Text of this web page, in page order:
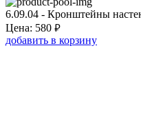
6.09.04 - Кронштейны
Цена: 580 ₽
добавить в корзину